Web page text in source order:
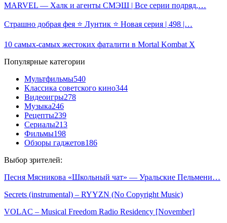
MARVEL — Халк и агенты СМЭШ | Все серии подряд,…
Страшно добрая фея ⭐️ Лунтик ⭐️ Новая серия | 498 |…
10 самых-самых жестоких фаталити в Mortal Kombat X
Популярные категории
Мультфильмы540
Классика советского кино344
Видеоигры278
Музыка246
Рецепты239
Сериалы213
Фильмы198
Обзоры гаджетов186
Выбор зрителей:
Песня Мясникова «Школьный чат» — Уральские Пельмени…
Secrets (instrumental) – RYYZN (No Copyright Music)
VOLAC – Musical Freedom Radio Residency [November]